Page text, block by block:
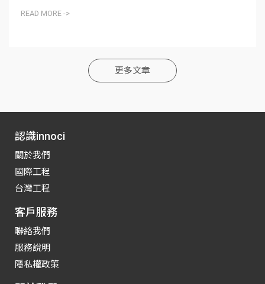
READ MORE ->
更多文章
認識innoci
關於我們
國際工程
台灣工程
客戶服務
聯絡我們
服務說明
隱私權政策